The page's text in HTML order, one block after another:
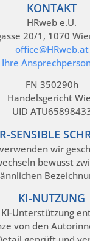
KONTAKT
HRweb e.U.
20/1, 1070
office@HRweb.at
Ihre
FN 350290h
Handelsgericht
UID
SENSIBLE
wir
bewusst
KI-NUTZUNG
Unterstützung
von den